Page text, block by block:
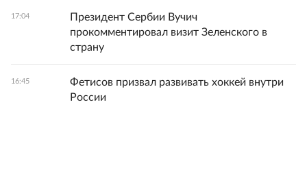
17:04
Президент Сербии Вучич
прокомментировал визит Зеленского в
страну
16:45
Фетисов призвал развивать хоккей внутри
России